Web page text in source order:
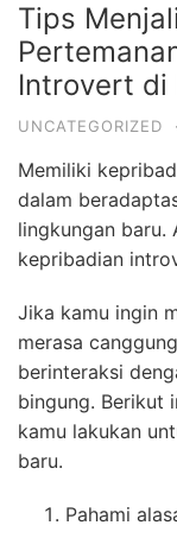
Tips
Introvert di
UNCATEGORIZED ·
Memiliki
dalam
lingkungan baru.
kepribadian
Jika kamu ingin
merasa
berinteraksi
bingung. Berikut
kamu lakukan
baru.
Pahami